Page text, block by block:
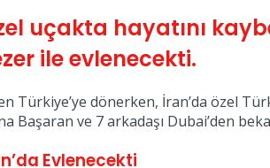
uçakta hayatını
ile evlenecekti.
Türkiye’ye dönerken, İran’da özel
Başaran ve 7 arkadaşı Dubai’den
Evlenecekti